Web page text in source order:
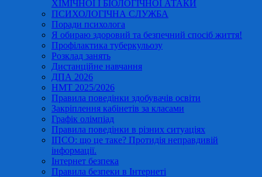
ХІМІЧНОЇ І БІОЛОГІЧНОЇ АТАКИ
ПСИХОЛОГІЧНА СЛУЖБА
Поради психолога
Я обираю здоровий та безпечний спосіб життя!
Профілактика туберкульозу
Розклад занять
Дистанційне навчання
ДПА 2026
НМТ 2025/2026
Правила поведінки здобувачів освіти
Закріплення кабінетів за класами
Графік олімпіад
Правила поведінки в різних ситуаціях
ІПСО: що це таке? Протидія неправдивій
інформації.
Інтернет безпека
Правила безпеки в Інтернеті